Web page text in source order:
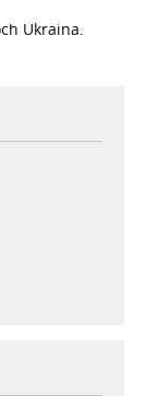
Ukraina.